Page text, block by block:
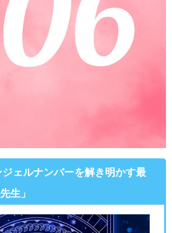
ェルナンバーを解き明かす最
生」